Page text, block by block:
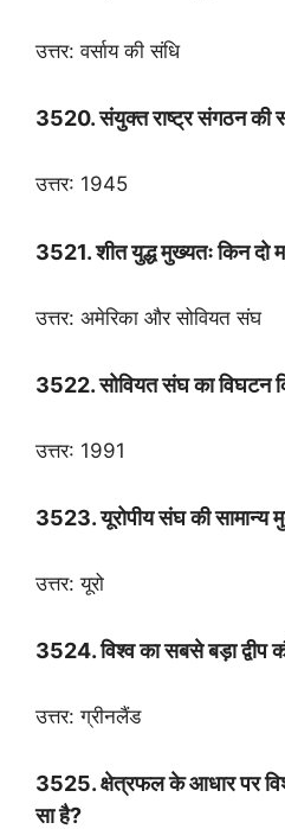
उत्तर: वर्साय की संधि
3520. संयुक्त राष्ट्र संगठन की
उत्तर: 1945
3521. शीत युद्ध मुख्यतः किन दो
उत्तर: अमेरिका और सोवियत संघ
3522. सोवियत संघ का विघटन
उत्तर: 1991
3523. यूरोपीय संघ की सामान्य
उत्तर: यूरो
3524. विश्व का सबसे बड़ा द्वीप
उत्तर: ग्रीनलैंड
3525. क्षेत्रफल के आधार पर
सा है?